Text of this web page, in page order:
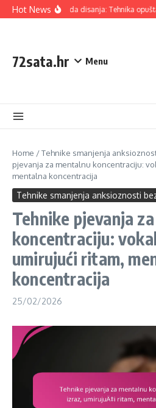
Skip to content
Hot News
4-7-8 Metoda disanja: Tehnika
72sata.hr Menu
Home /Tehnike smanjenja
pjevanja za mentalnu koncentraciju:
mentalna koncentracija
Tehnike smanjenja anksioznosti
Tehnike pjevanja
koncentraciju:
umirujući ritam,
koncentracija
25/02/2026